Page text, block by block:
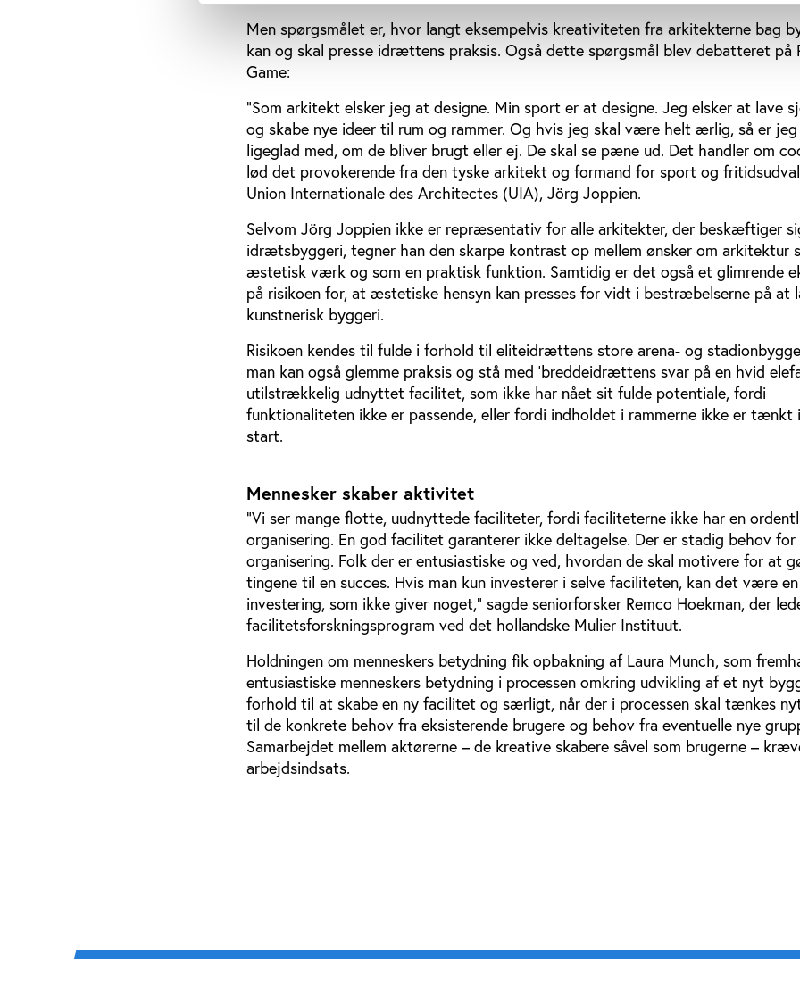
Men spørgsmålet er, hvor langt eksempelvis kreativiteten fra arkitekterne bag
kan og skal presse idrættens praksis. Også dette spørgsmål blev debatteret på
Game:
”Som arkitekt elsker jeg at designe. Min sport er at designe. Jeg elsker at lave
og skabe nye ideer til rum og rammer. Og hvis jeg skal være helt ærlig, så er
ligeglad med, om de bliver brugt eller ej. De skal se pæne ud. Det handler om
lød det provokerende fra den tyske arkitekt og formand for sport og
Union Internationale des Architectes (UIA), Jörg Joppien.
Selvom Jörg Joppien ikke er repræsentativ for alle arkitekter, der beskæftiger
idrætsbyggeri, tegner han den skarpe kontrast op mellem ønsker om arkitektur
æstetisk værk og som en praktisk funktion. Samtidig er det også et glimrende
på risikoen for, at æstetiske hensyn kan presses for vidt i bestræbelserne på at
kunstnerisk byggeri.
Risikoen kendes til fulde i forhold til eliteidrættens store arena- og
man kan også glemme praksis og stå med ’breddeidrættens svar på en hvid
utilstrækkelig udnyttet facilitet, som ikke har nået sit fulde potentiale, fordi
funktionaliteten ikke er passende, eller fordi indholdet i rammerne ikke er tænkt
start.
Mennesker skaber aktivitet
”Vi ser mange flotte, uudnyttede faciliteter, fordi faciliteterne ikke har en
organisering. En god facilitet garanterer ikke deltagelse. Der er stadig behov for
organisering. Folk der er entusiastiske og ved, hvordan de skal motivere for at
tingene til en succes. Hvis man kun investerer i selve faciliteten, kan det være en
investering, som ikke giver noget,” sagde seniorforsker Remco Hoekman, der
facilitetsforskningsprogram ved det hollandske Mulier Instituut.
Holdningen om menneskers betydning fik opbakning af Laura Munch, som
entusiastiske menneskers betydning i processen omkring udvikling af et nyt
forhold til at skabe en ny facilitet og særligt, når der i processen skal tænkes
til de konkrete behov fra eksisterende brugere og behov fra eventuelle nye
Samarbejdet mellem aktørerne – de kreative skabere såvel som brugerne –
arbejdsindsats.